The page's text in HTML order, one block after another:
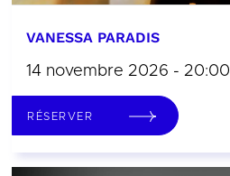
VANESSA PARADIS
14 novembre 2026 - 20:00
RÉSERVER